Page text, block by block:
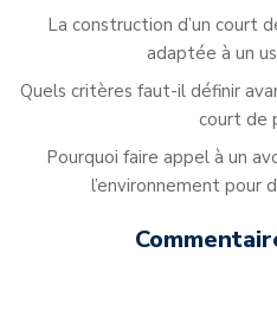
La construction d’un court
adaptée à un
Quels critères faut-il définir
court de
Pourquoi faire appel à un
l’environnement pour